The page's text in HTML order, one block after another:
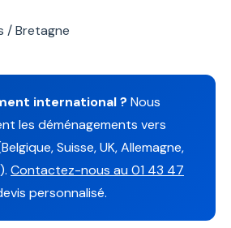
/ Bretagne
international ? Nous
les déménagements vers
Suisse, UK, Allemagne,
Contactez-nous au 01 43 47
personnalisé.